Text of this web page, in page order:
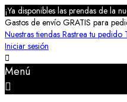
¡Ya disponibles las prendas de la
Gastos de envío GRATIS para
Nuestras tiendas Rastrea tu pedido
Iniciar sesión

Menú
